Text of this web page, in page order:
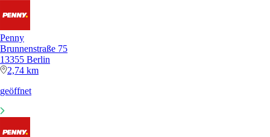
Penny
Brunnenstraße 75
13355 Berlin
2,74 km
geöffnet